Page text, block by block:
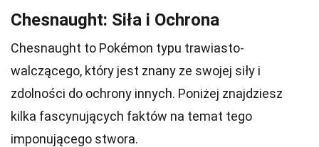
Chesnaught: Siła i Ochrona
Chesnaught to Pokémon typu trawiasto-
walczącego, który jest znany ze swojej siły i
zdolności do ochrony innych. Poniżej znajdziesz
kilka fascynujących faktów na temat tego
imponującego stwora.